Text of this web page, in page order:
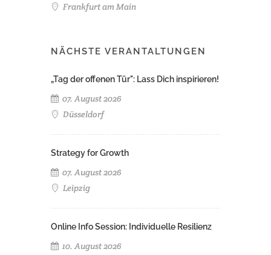
Frankfurt am Main
NÄCHSTE VERANTALTUNGEN
„Tag der offenen Tür": Lass Dich inspirieren!
07. August 2026
Düsseldorf
Strategy for Growth
07. August 2026
Leipzig
Online Info Session: Individuelle Resilienz
10. August 2026